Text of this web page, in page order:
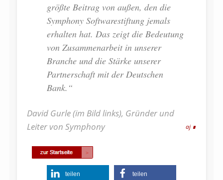
größte Beitrag von außen, den die
Symphony Softwarestiftung jemals
erhalten hat. Das zeigt die Bedeutung
von Zusammenarbeit in unserer
Branche und die Stärke unserer
Partnerschaft mit der Deutschen
Bank.“
David Gurle (im Bild links), Gründer und
Leiter von Symphony
aj
teilen teilen